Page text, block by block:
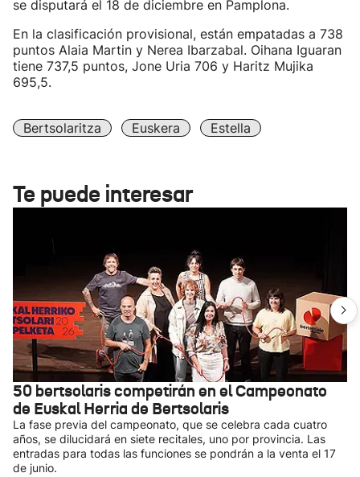
se disputará el 18 de diciembre en Pamplona.
En la clasificación provisional, están empatadas a 738
puntos Alaia Martin y Nerea Ibarzabal. Oihana Iguaran
tiene 737,5 puntos, Jone Uria 706 y Haritz Mujika
695,5.
Bertsolaritza Euskera Estella
Te puede interesar
50 bertsolaris competirán en el Campeonato
de Euskal Herria de Bertsolaris
La fase previa del campeonato, que se celebra cada cuatro
años, se dilucidará en siete recitales, uno por provincia. Las
entradas para todas las funciones se pondrán a la venta el 17
de junio.